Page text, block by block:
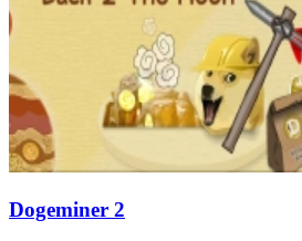
Dogeminer 2